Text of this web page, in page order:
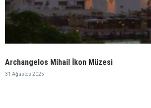
Archangelos Mihail İkon Müzesi
31 Ağustos 2025